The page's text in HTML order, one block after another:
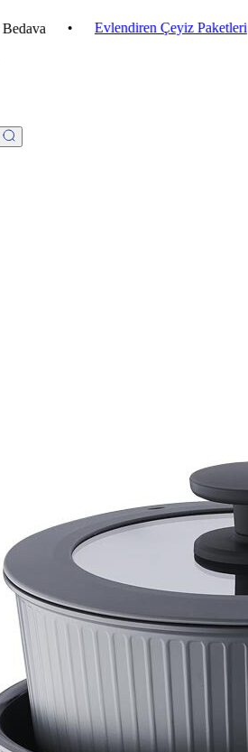
• Evlendiren Çeyiz Paketleri •